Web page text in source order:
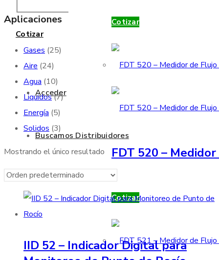
Cotizar
Acceder
Buscamos Distribuidores
Cotizar
FDT 520 –
Cotizar
Aplicaciones
Gases (25)
Aire (24)
Agua (10)
Liquidos(7)
Energía (5)
Solidos (3)
Mostrando el único resultado
IID 52 – Indicador Digital para